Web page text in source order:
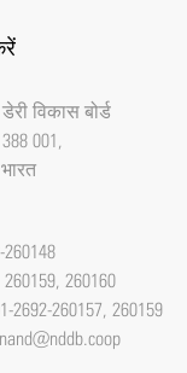
अन्य नॉन-
का
डेरी विकास बोर्ड
001,
260148
260159, 260160
260157, 260159